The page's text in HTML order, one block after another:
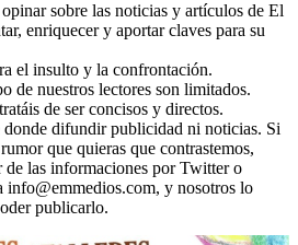
opinar sobre las noticias y artículos de El
enriquecer y aportar claves para su
el insulto y la confrontación.
de nuestros lectores son limitados.
de ser concisos y directos.
donde difundir publicidad ni noticias. Si
que quieras que contrastemos,
de las informaciones por Twitter o
info@emmedios.com, y nosotros lo
publicarlo.